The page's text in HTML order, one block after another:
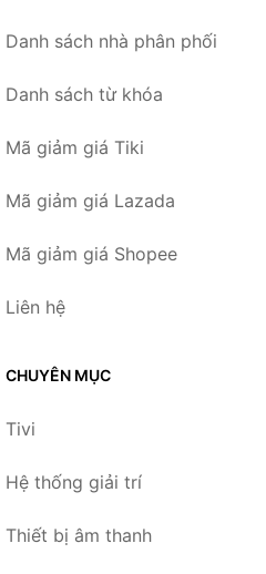
Danh sách nhà phân phối
Danh sách từ khóa
Mã giảm giá Tiki
Mã giảm giá Lazada
Mã giảm giá Shopee
Liên hệ
CHUYÊN MỤC
Tivi
Hệ thống giải trí
Thiết bị âm thanh